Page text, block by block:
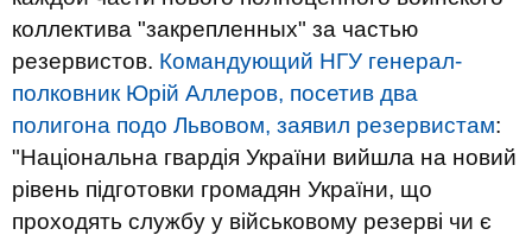
коллектива "закрепленных" за частью
резервистов. Командующий НГУ генерал-
полковник Юрій Аллеров, посетив два
полигона подо Львовом, заявил резервистам:
"Національна гвардія України вийшла на новий
рівень підготовки громадян України, що
проходять службу у військовому резерві чи є